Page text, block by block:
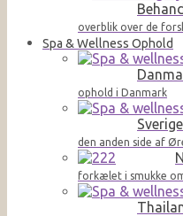
overblik over de
Spa & Wellness Ophold
ophold i Danmark
Sverige
den anden side af
forkælet i smukke